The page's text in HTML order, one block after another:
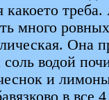
какоето
много
Она
водой
и
в все